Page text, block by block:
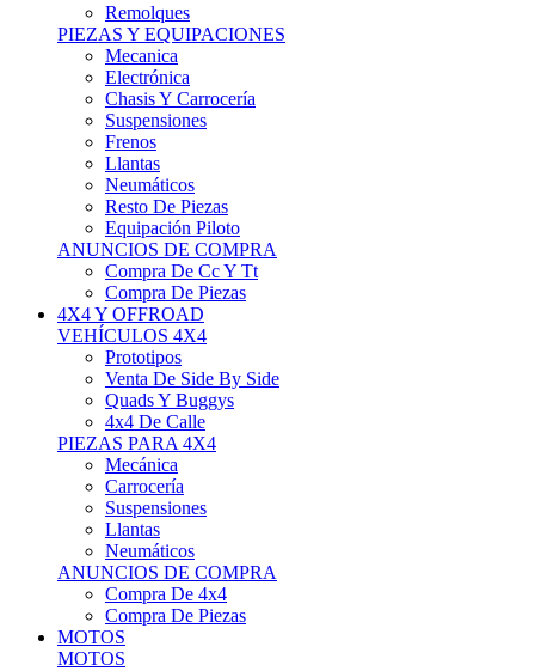
PIEZAS Y EQUIPACIONES
Mecanica
Electrónica
Chasis Y Carrocería
Suspensiones
Frenos
Llantas
Neumáticos
Resto De Piezas
Equipación Piloto
ANUNCIOS DE COMPRA
Compra De Cc Y Tt
Compra De Piezas
4X4 Y OFFROAD
VEHÍCULOS 4X4
Prototipos
Venta De Side By Side
Quads Y Buggys
4x4 De Calle
PIEZAS PARA 4X4
Mecánica
Carrocería
Suspensiones
Llantas
Neumáticos
ANUNCIOS DE COMPRA
Compra De 4x4
Compra De Piezas
MOTOS
MOTOS
Motos De Circuito